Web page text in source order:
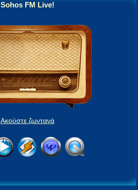
Sohos FM Live!
Ακούστε ζωντανά